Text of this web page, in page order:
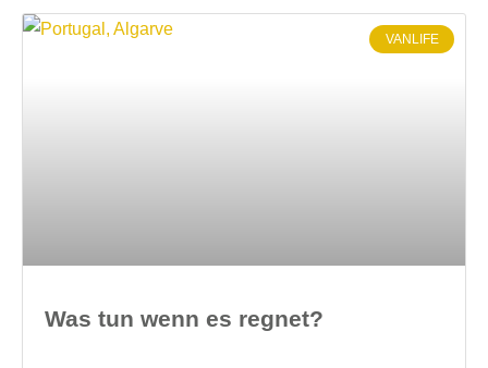
VANLIFE
Was tun wenn es regnet?